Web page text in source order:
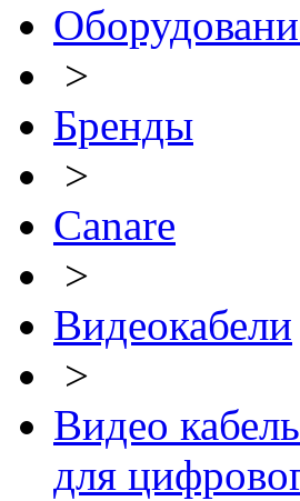
>
Бренды
>
Canare
>
Видеокабели
>
Видео
для